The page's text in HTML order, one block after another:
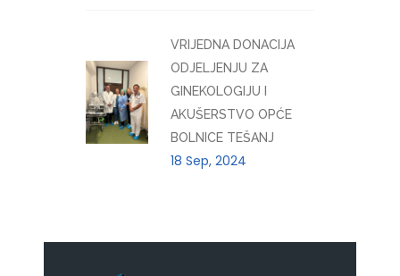
VRIJEDNA DONACIJA
ODJELJENJU ZA
GINEKOLOGIJU I
AKUŠERSTVO OPĆE
BOLNICE TEŠANJ
18 Sep, 2024